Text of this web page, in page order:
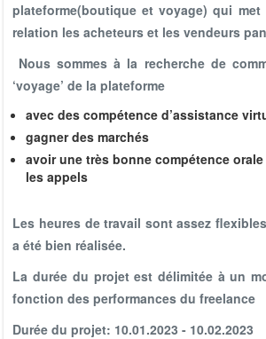
plateforme(boutique et voyage) qui met
relation les acheteurs et les vendeurs
Nous sommes à la recherche de
‘voyage’ de la plateforme
avec des compétence d’assistance
gagner des marchés
avoir une très bonne compétence
les appels
Les heures de travail sont assez
a été bien réalisée.
La durée du projet est délimitée à un
fonction des performances du freelance
Durée du projet: 10.01.2023 - 10.02.2023